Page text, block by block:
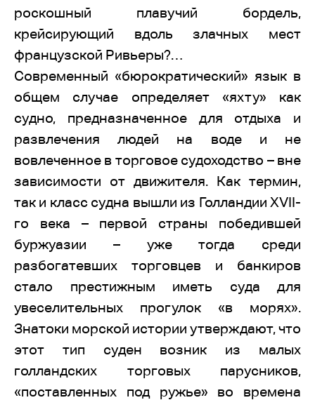
роскошный плавучий бордель,
крейсирующий вдоль злачных мест
французской Ривьеры?…
Современный «бюрократический» язык в
общем случае определяет «яхту» как
судно, предназначенное для отдыха и
развлечения людей на воде и не
вовлеченное в торговое судоходство – вне
зависимости от движителя. Как термин,
так и класс судна вышли из Голландии XVII-
го века – первой страны победившей
буржуазии – уже тогда среди
разбогатевших торговцев и банкиров
стало престижным иметь суда для
увеселительных прогулок «в морях».
Знатоки морской истории утверждают, что
этот тип суден возник из малых
голландских торговых парусников,
«поставленных под ружье» во времена